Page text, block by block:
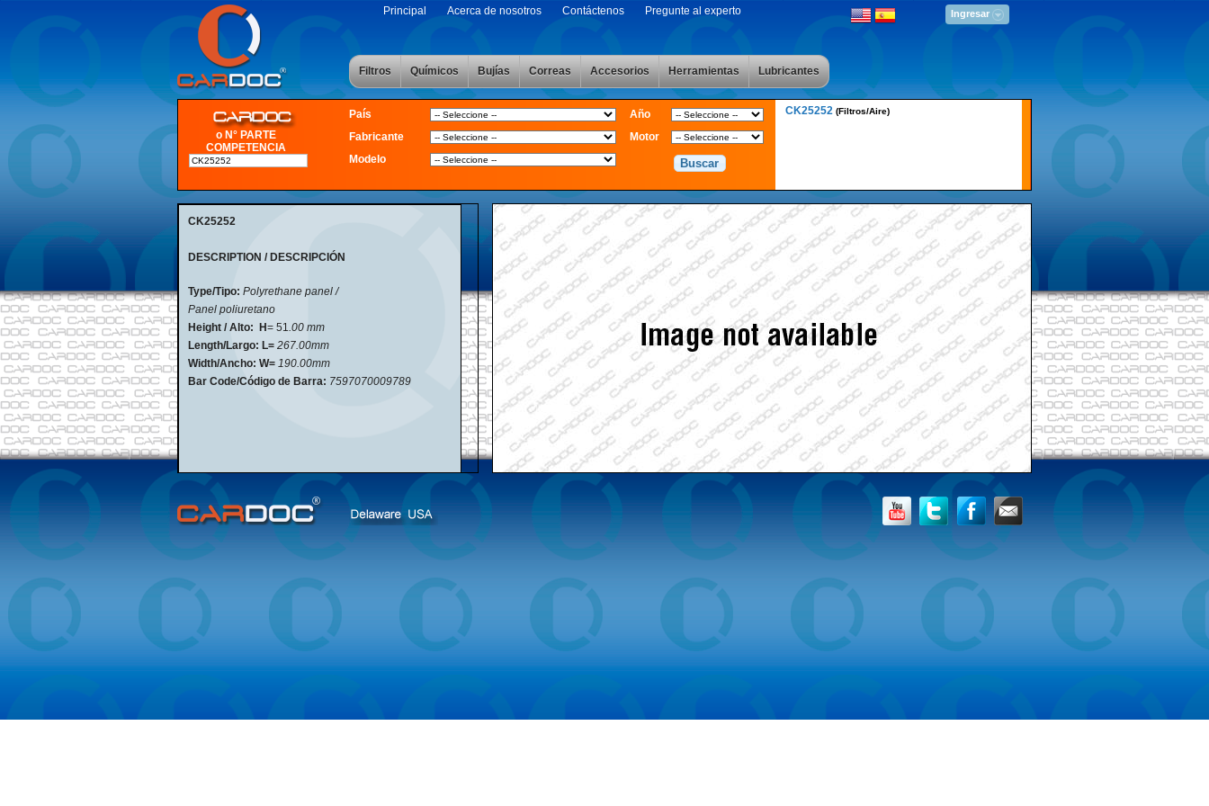
Principal Acerca de nosotros Contáctenos Pregunte al experto Ingresar
Filtros Químicos Bujías Correas Accesorios Herramientas Lubricantes
o N° PARTE
COMPETENCIA
País
Fabricante
Modelo
Año
Motor
CK25252 (Filtros/Aire)
CK25252
DESCRIPTION / DESCRIPCIÓN
Type/Tipo: Polyrethane panel /
Panel poliuretano
Height / Alto: H = 51.00 mm
Length/Largo: L= 267.00mm
Width/Ancho: W= 190.00mm
Bar Code/Código de Barra: 7597070009789